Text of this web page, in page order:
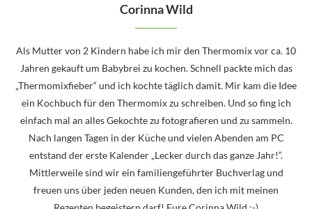
Corinna Wild
Als Mutter von 2 Kindern habe ich mir den Thermomix vor ca. 10
Jahren gekauft um Babybrei zu kochen. Schnell packte mich das
„Thermomixfieber“ und ich kochte täglich damit. Mir kam die Idee
ein Kochbuch für den Thermomix zu schreiben. Und so fing ich
einfach mal an alles Gekochte zu fotografieren und zu sammeln.
Nach langen Tagen in der Küche und vielen Abenden am PC
entstand der erste Kalender „Lecker durch das ganze Jahr!“.
Mittlerweile sind wir ein familiengeführter Buchverlag und
freuen uns über jeden neuen Kunden, den ich mit meinen